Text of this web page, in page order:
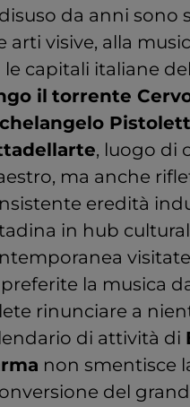
da anni sono
arti visive, alla
le capitali italiane
il torrente
, luogo di
ma anche
eredità
in hub
la musica
rinunciare a
di attività di
non smentisce
del